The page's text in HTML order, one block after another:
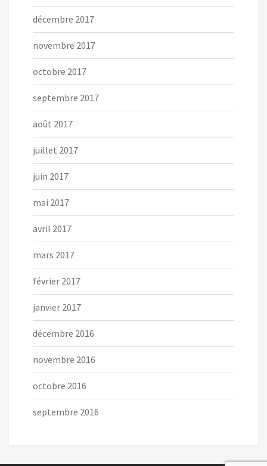
décembre 2017
novembre 2017
octobre 2017
septembre 2017
août 2017
juillet 2017
juin 2017
mai 2017
avril 2017
mars 2017
février 2017
janvier 2017
décembre 2016
novembre 2016
octobre 2016
septembre 2016